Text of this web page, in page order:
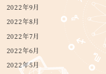
2022年9月
2022年8月
2022年7月
2022年6月
2022年5月